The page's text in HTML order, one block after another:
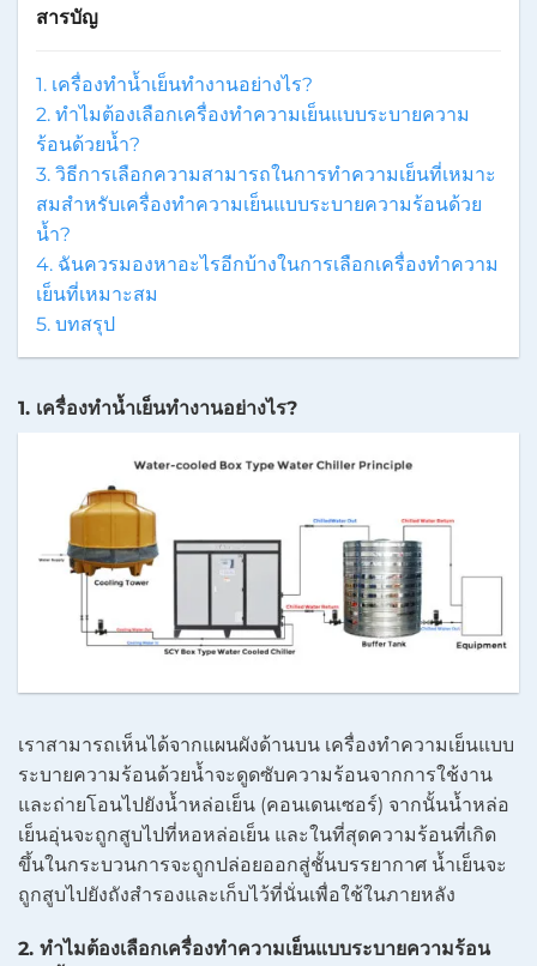
สารบัญ
1. เครื่องทำน้ำเย็นทำงานอย่างไร?
2. ทำไมต้องเลือกเครื่องทำความเย็นแบบระบายความ
ร้อนด้วยน้ำ?
3. วิธีการเลือกความสามารถในการทำความเย็นที่เหมาะ
สมสำหรับเครื่องทำความเย็นแบบระบายความร้อนด้วย
น้ำ?
4. ฉันควรมองหาอะไรอีกบ้างในการเลือกเครื่องทำความ
เย็นที่เหมาะสม
5. บทสรุป
1. เครื่องทำน้ำเย็นทำงานอย่างไร?
เราสามารถเห็นได้จากแผนผังด้านบน เครื่องทำความเย็นแบบ
ระบายความร้อนด้วยน้ำจะดูดซับความร้อนจากการใช้งาน
และถ่ายโอนไปยังน้ำหล่อเย็น (คอนเดนเซอร์) จากนั้นน้ำหล่อ
เย็นอุ่นจะถูกสูบไปที่หอหล่อเย็น และในที่สุดความร้อนที่เกิด
ขึ้นในกระบวนการจะถูกปล่อยออกสู่ชั้นบรรยากาศ น้ำเย็นจะ
ถูกสูบไปยังถังสำรองและเก็บไว้ที่นั่นเพื่อใช้ในภายหลัง
2. ทำไมต้องเลือกเครื่องทำความเย็นแบบระบายความร้อน